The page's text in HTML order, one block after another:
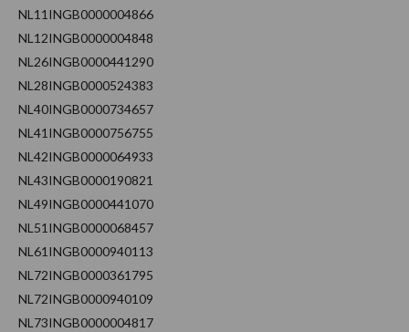
NL11INGB0000004866
NL12INGB0000004848
NL26INGB0000441290
NL28INGB0000524383
NL40INGB0000734657
NL41INGB0000756755
NL42INGB0000064933
NL43INGB0000190821
NL49INGB0000441070
NL51INGB0000068457
NL61INGB0000940113
NL72INGB0000361795
NL72INGB0000940109
NL73INGB0000004817